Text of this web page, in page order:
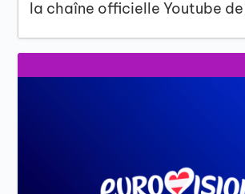
la chaîne officielle Youtube de